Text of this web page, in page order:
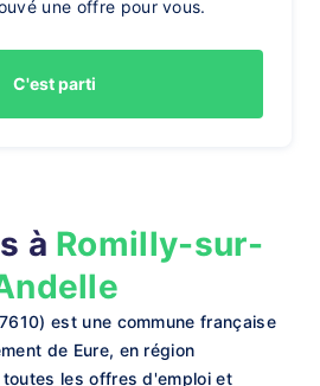
une offre pour vous.
C'est parti
à Romilly-sur-
est une commune française
de Eure, en région
toutes les offres d'emploi et